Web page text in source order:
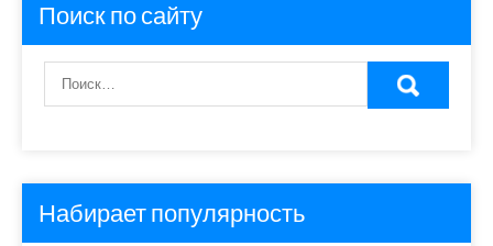
Поиск по сайту
Набирает популярность